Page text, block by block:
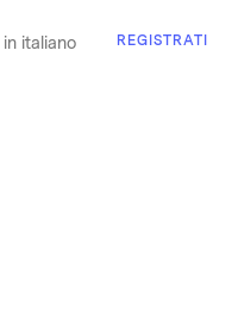
REGISTRATI